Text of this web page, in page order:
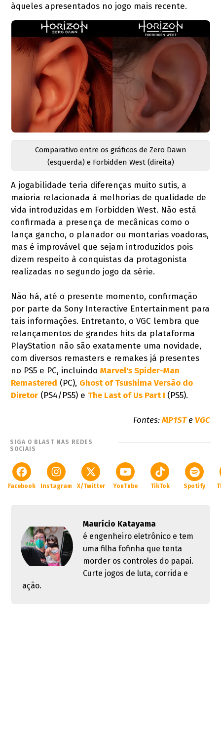
àqueles apresentados no jogo mais recente.
Comparativo entre os gráficos de Zero Dawn
(esquerda) e Forbidden West (direita)
A jogabilidade teria diferenças muito sutis, a
maioria relacionada à melhorias de qualidade de
vida introduzidas em Forbidden West. Não está
confirmada a presença de mecânicas como o
lança gancho, o planador ou montarias voadoras,
mas é improvável que sejam introduzidos pois
dizem respeito à conquistas da protagonista
realizadas no segundo jogo da série.
Não há, até o presente momento, confirmação
por parte da Sony Interactive Entertainment para
tais informações. Entretanto, o VGC lembra que
relançamentos de grandes hits da plataforma
PlayStation não são exatamente uma novidade,
com diversos remasters e remakes já presentes
no PS5 e PC, incluindoMarvel's Spider-Man
Remastered (PC), Ghost of Tsushima Versão do
Diretor (PS4/PS5) e The Last of Us Part I (PS5).
Fontes:MP1STeVGC
SIGA O BLAST NAS REDES
SOCIAIS
Facebook Instagram X/Twitter YouTube TikTok Spotify
Maurício Katayama
é engenheiro eletrônico e tem
uma filha fofinha que tenta
morder os controles do papai.
Curte jogos de luta, corrida e
ação.